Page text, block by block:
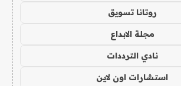
روتانا تسويق
مجلة الابداع
نادي الترددات
استشارات اون لاين